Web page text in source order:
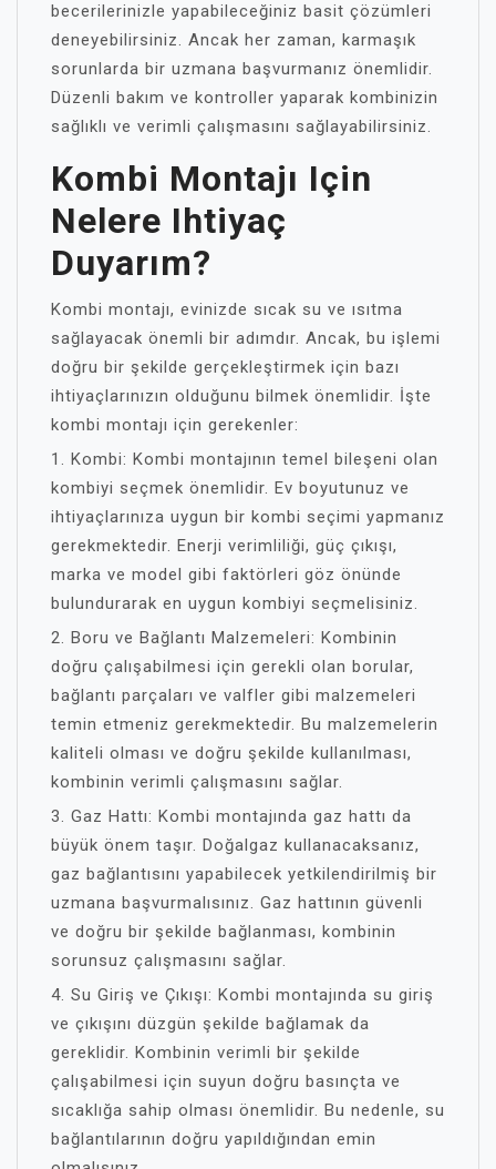
becerilerinizle yapabileceğiniz basit çözümleri
deneyebilirsiniz. Ancak her zaman, karmaşık
sorunlarda bir uzmana başvurmanız önemlidir.
Düzenli bakım ve kontroller yaparak kombinizin
sağlıklı ve verimli çalışmasını sağlayabilirsiniz.
Kombi Montajı Için
Nelere Ihtiyaç
Duyarım?
Kombi montajı, evinizde sıcak su ve ısıtma
sağlayacak önemli bir adımdır. Ancak, bu işlemi
doğru bir şekilde gerçekleştirmek için bazı
ihtiyaçlarınızın olduğunu bilmek önemlidir. İşte
kombi montajı için gerekenler:
1. Kombi: Kombi montajının temel bileşeni olan
kombiyi seçmek önemlidir. Ev boyutunuz ve
ihtiyaçlarınıza uygun bir kombi seçimi yapmanız
gerekmektedir. Enerji verimliliği, güç çıkışı,
marka ve model gibi faktörleri göz önünde
bulundurarak en uygun kombiyi seçmelisiniz.
2. Boru ve Bağlantı Malzemeleri: Kombinin
doğru çalışabilmesi için gerekli olan borular,
bağlantı parçaları ve valfler gibi malzemeleri
temin etmeniz gerekmektedir. Bu malzemelerin
kaliteli olması ve doğru şekilde kullanılması,
kombinin verimli çalışmasını sağlar.
3. Gaz Hattı: Kombi montajında gaz hattı da
büyük önem taşır. Doğalgaz kullanacaksanız,
gaz bağlantısını yapabilecek yetkilendirilmiş bir
uzmana başvurmalısınız. Gaz hattının güvenli
ve doğru bir şekilde bağlanması, kombinin
sorunsuz çalışmasını sağlar.
4. Su Giriş ve Çıkışı: Kombi montajında su giriş
ve çıkışını düzgün şekilde bağlamak da
gereklidir. Kombinin verimli bir şekilde
çalışabilmesi için suyun doğru basınçta ve
sıcaklığa sahip olması önemlidir. Bu nedenle, su
bağlantılarının doğru yapıldığından emin